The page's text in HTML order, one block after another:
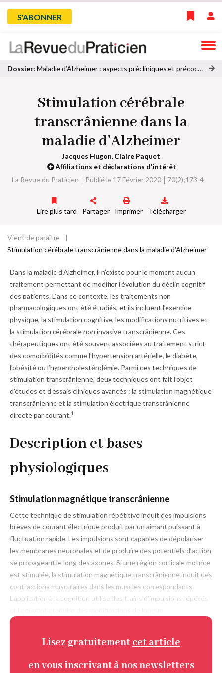
Skip
navigation
Menu
du
compte
l'utilisateur
S'ABONNER
Dossier: Maladie d’Alzheimer : aspects précliniques et précoces
Stimulation cérébrale
transcrânienne dans la
maladie d’Alzheimer
Jacques Hugon, Claire Paquet
Affiliations et déclarations d'intérêt
La Revue du Praticien
Publié le 17 Février 2020 70(2);173-4
Lire plus tard Partager Imprimer Télécharger
Fil
d'Ariane
Vient de paraître
Stimulation cérébrale transcrânienne dans la maladie d’Alzheimer
Dans la maladie d’Alzheimer, il n’existe pour le moment aucun
traitement permettant de modifier l’évolution du déclin cognitif
des patients. Dans ce contexte, les traitements non
pharmacologiques ont été étudiés, et ils incluent l’exercice
physique, la stimulation cognitive, les modifications nutritives et
la stimulation cérébrale non invasive transcrânienne. Ces
thérapeutiques ont été souvent associées au traitement strict
des comorbidités comme l’hypertension artérielle, le diabète,
l’obésité ou l’hypercholestérolémie. Parmi ces techniques de
stimulation transcrânienne, deux techniques ont fait l’objet
d’études et d’essais cliniques avancés : la stimulation ­magnétique
transcrânienne et la ­stimulation électrique transcrânienne
directe par courant.1
Description et bases
physiologiques
Stimulation magnétique transcrânienne
Cette technique de stimulation répétitive induit des impulsions
brèves de courant électrique produit par un aimant puissant à
fluctuation rapide. Les impulsions sont capables de ­dépolariser
les membranes neuronales et de produire des potentiels d’action
se propageant le long des axones. Si une région corticale motrice
est stimulée, la stimulation magnétique transcrânienne induit des
contractions musculaires dans les muscles correspondants.
L’application à la cognition utilise des trains d’impulsions répétés
Lisez gratuitement cet article
en vous inscrivant à nos newsletters